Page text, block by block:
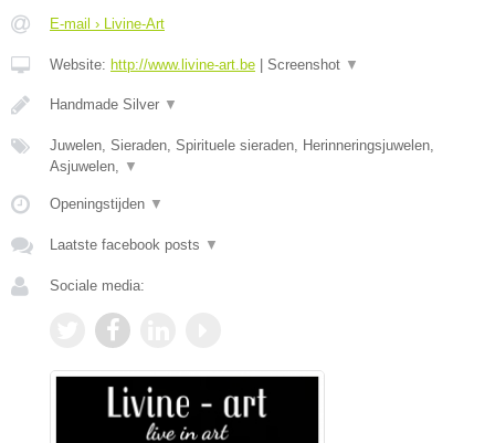
E-mail › Livine-Art
Website: http://www.livine-art.be | Screenshot ▼
Handmade Silver ▼
Juwelen, Sieraden, Spirituele sieraden, Herinneringsjuwelen,
Asjuwelen,
▼
Openingstijden ▼
Laatste facebook posts ▼
Sociale media: